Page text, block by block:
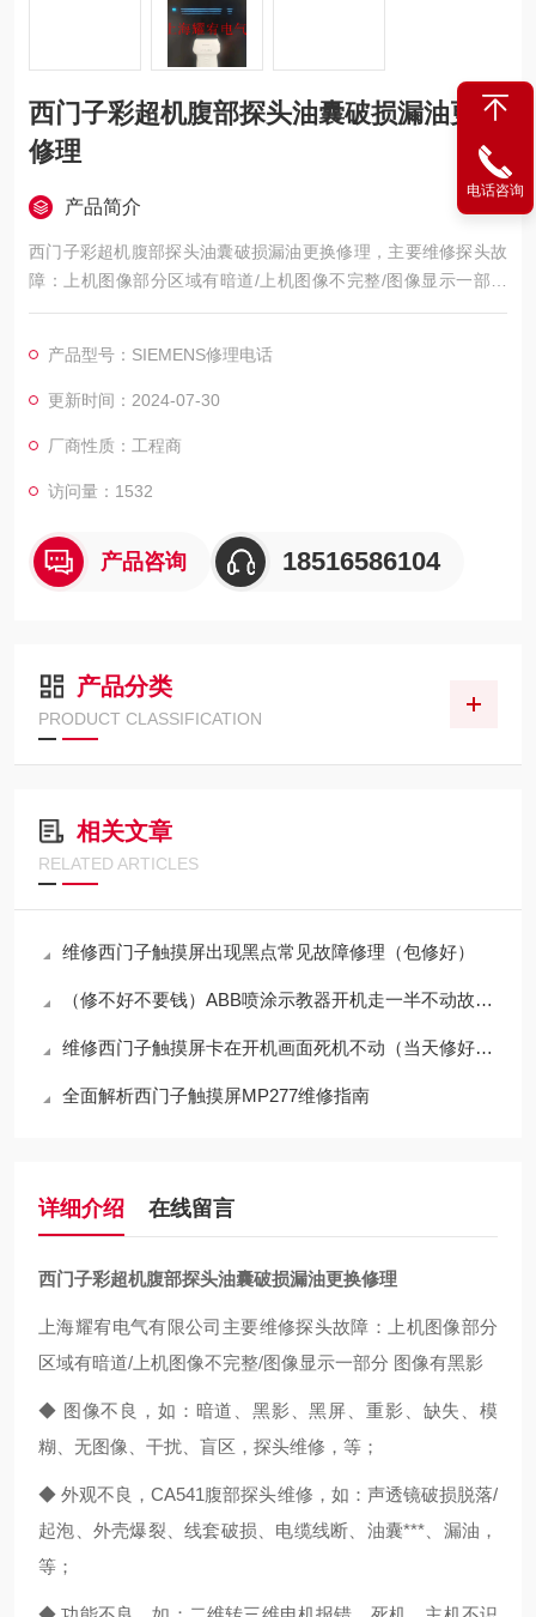
西门子彩超机腹部探头油囊破损漏油更换
修理
产品简介
西门子彩超机腹部探头油囊破损漏油更换修理，主要维修探头故
障：上机图像部分区域有暗道/上机图像不完整/图像显示一部分
图像有黑影◆ 图像不良，如：暗道、黑影、黑屏、重影、缺失、
腹部探头维修，如：声透镜破损脱落/起泡、外壳爆裂、线套破
损、电缆线断、油囊***、漏油，等； 功能不良，如：二维转三维
产品型号：SIEMENS修理电话
更新时间：2024-07-30
厂商性质：工程商
访问量：1532
产品咨询 18516586104
产品分类
PRODUCT CLASSIFICATION
相关文章
RELATED ARTICLES
维修西门子触摸屏出现黑点常见故障修理（包修好）
（修不好不要钱）ABB喷涂示教器开机走一半不动故障原因分析
维修西门子触摸屏卡在开机画面死机不动（当天修好故障）
全面解析西门子触摸屏MP277维修指南
详细介绍 在线留言
西门子彩超机腹部探头油囊破损漏油更换修理
上海耀宥电气有限公司主要维修探头故障：上机图像部分
区域有暗道/上机图像不完整/图像显示一部分 图像有黑影
◆ 图像不良，如：暗道、黑影、黑屏、重影、缺失、模
糊、无图像、干扰、盲区，探头维修，等；
◆ 外观不良，CA541腹部探头维修，如：声透镜破损脱落/
起泡、外壳爆裂、线套破损、电缆线断、油囊***、漏油，
等；
电话咨询